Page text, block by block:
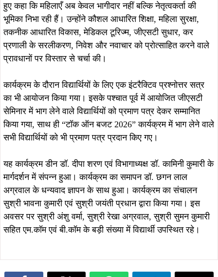
हुए कहा कि महिलाएँ अब केवल भागीदार नहीं बल्कि नेतृत्वकर्ता की
भूमिका निभा रही हैं। उन्होंने कौशल आधारित शिक्षा, महिला सुरक्षा,
तकनीक आधारित विकास, मेडिकल टूरिज्म, जीएसटी सुधार, कर
प्रणाली के सरलीकरण, निवेश और नवाचार को प्रोत्साहित करने वाले
प्रावधानों पर विस्तार से चर्चा की।
कार्यक्रम के दौरान विद्यार्थियों के लिए एक इंटरैक्टिव प्रश्नोत्तर सत्र
का भी आयोजन किया गया। इसके पश्चात पूर्व में आयोजित जीएसटी
सेमिनार में भाग लेने वाले विद्यार्थियों को प्रमाण पत्र देकर सम्मानित
किया गया, साथ ही “टॉक ऑन बजट 2026” कार्यक्रम में भाग लेने वाले
सभी विद्यार्थियों को भी प्रमाण पत्र प्रदान किए गए।
यह कार्यक्रम डीन डॉ. दीपा शरण एवं विभागाध्यक्ष डॉ. कामिनी कुमारी के
मार्गदर्शन में संपन्न हुआ। कार्यक्रम का समापन डॉ. छगन लाल
अग्रवाल के धन्यवाद ज्ञापन के साथ हुआ। कार्यक्रम का संचालन
सुश्री भावना कुमारी एवं सुश्री जयंती प्रधान द्वारा किया गया। इस
अवसर पर सुश्री अंशु वर्मा, सुश्री रेखा अग्रवाल, सुश्री सुमन कुमारी
सहित एम.कॉम एवं बी.कॉम के बड़ी संख्या में विद्यार्थी उपस्थित रहे।